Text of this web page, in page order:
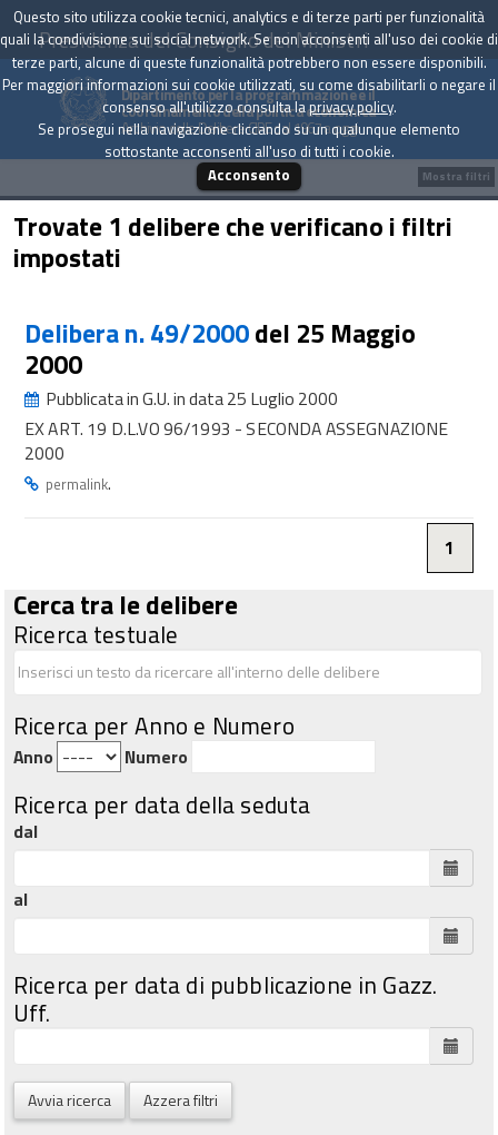
Presidenza del Consiglio dei Ministri
Dipartimento per la programmazione e il
coordinamento della politica economica
Archivio delle Delibere CIPE dal 1967 a oggi
Trovate 1 delibere che verificano i filtri
impostati
Delibera n. 49/2000del 25 Maggio
2000
Pubblicata in G.U. in data 25 Luglio 2000
EX ART. 19 D.L.VO 96/1993 - SECONDA ASSEGNAZIONE
2000
permalink.
1
Cerca tra le delibere
Ricerca testuale
Ricerca per Anno e Numero
Anno Numero
Ricerca per data della seduta
dal
al
Ricerca per data di pubblicazione in Gazz.
Uff.
Avvia ricerca Azzera filtri
Mostra filtri
Questo sito utilizza cookie tecnici, analytics e di terze parti per funzionalità
quali la condivisione sui social network. Se non acconsenti all'uso dei cookie di
terze parti, alcune di queste funzionalità potrebbero non essere disponibili.
Per maggiori informazioni sui cookie utilizzati, su come disabilitarli o negare il
consenso all'utilizzo consulta laprivacy policy.
Se prosegui nella navigazione cliccando su un qualunque elemento
sottostante acconsenti all'uso di tutti i cookie.
Acconsento